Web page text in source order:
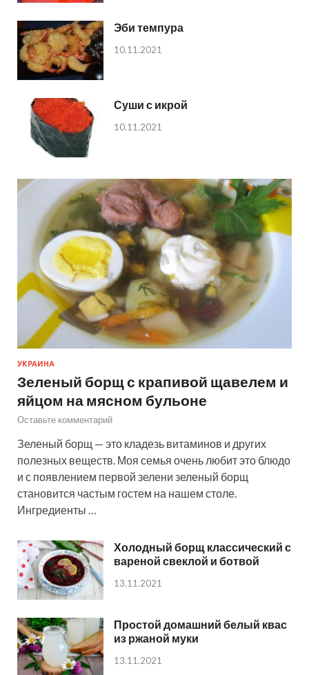
Эби темпура
10.11.2021
Суши с икрой
10.11.2021
УКРАИНА
Зеленый борщ с крапивой щавелем и
яйцом на мясном бульоне
Оставьте комментарий
Зеленый борщ — это кладезь витаминов и других
полезных веществ. Моя семья очень любит это блюдо
и с появлением первой зелени зеленый борщ
становится частым гостем на нашем столе.
Ингредиенты …
Холодный борщ классический с
вареной свеклой и ботвой
13.11.2021
Простой домашний белый квас
из ржаной муки
13.11.2021